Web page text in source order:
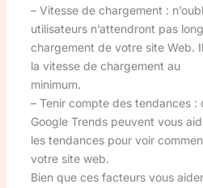
– Vitesse de chargement :
utilisateurs n’attendront pas
chargement de votre site Web.
la vitesse de chargement au
minimum.
– Tenir compte des tendances :
Google Trends peuvent vous
les tendances pour voir
votre site web.
Bien que ces facteurs vous